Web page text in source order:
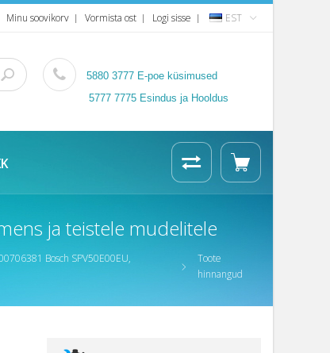
Minu soovikorv Vormista ost Logi sisse EST
5880 3777 E-poe küsimused
5777 7775 Esindus ja Hooldus
ja teistele mudelitele
Bosch SPV50E00EU,
Toote
hinnangud